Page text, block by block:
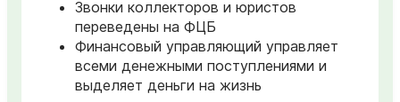
Звонки коллекторов и юристов
переведены на ФЦБ
Финансовый управляющий управляет
всеми денежными поступлениями и
выделяет деньги на жизнь